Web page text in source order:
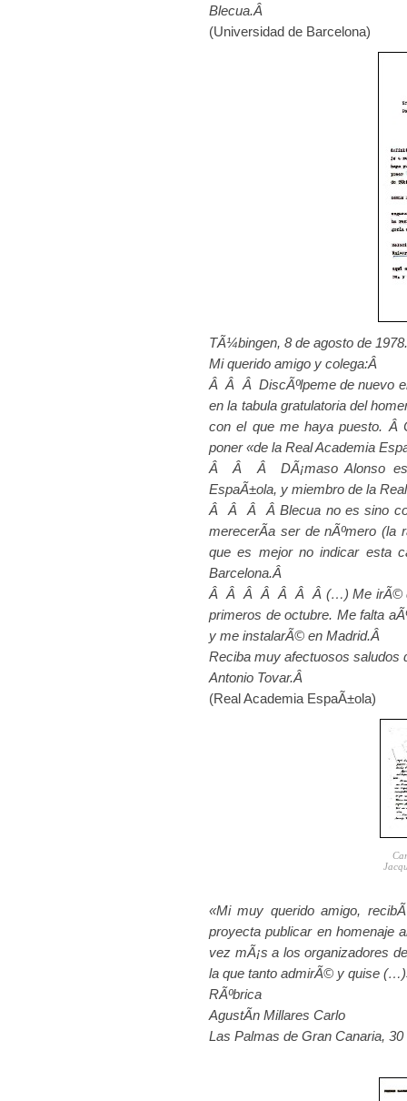
Blecua.Â
(Universidad de Barcelona)
TÃ¼bingen, 8 de agosto de
Mi querido amigo y colega:Â
Â Â Â DiscÃºlpeme de nuevo
en la tabula gratulatoria del
con el que me haya puesto. Â
poner «de la Real Academia
Â Â Â DÃ¡maso Alonso es
EspaÃ±ola, y miembro de la
Â Â Â Â Blecua no es sino
merecerÃ­a ser de nÃºmero (la
que es mejor no indicar esta
Barcelona.Â
Â Â Â Â Â Â Â (…) Me irÃ©
primeros de octubre. Me falta
y me instalarÃ© en Madrid.Â
Reciba muy afectuosos saludos
Antonio Tovar.Â
(Real Academia EspaÃ±ola)
«Mi muy querido amigo,
proyecta publicar en homenaje
vez mÃ¡s a los organizadores
la que tanto admirÃ© y quise
RÃºbrica
AgustÃ­n Millares Carlo
Las Palmas de Gran Canaria,